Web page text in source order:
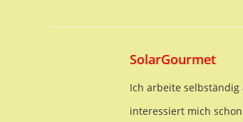
SolarGourmet
Ich arbeite
interessiert mich